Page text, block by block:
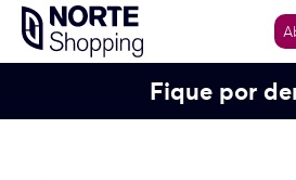
Skip
content
Fique por